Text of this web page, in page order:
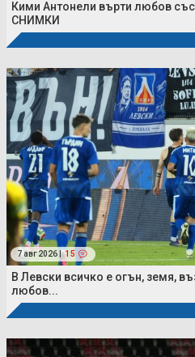
Кими Антонели върти любов
СНИМКИ
7 авг 2026 | 15
В Левски всичко е огън, земя,
любов...